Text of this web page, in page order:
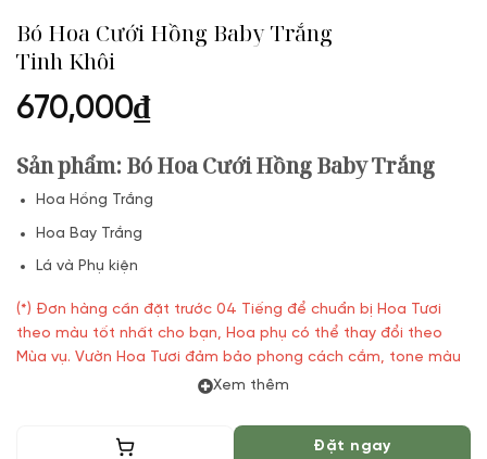
Bó Hoa Cưới Hồng Baby Trắng
Tinh Khôi
670,000₫
Sản phẩm: Bó Hoa Cưới Hồng Baby Trắng
Hoa Hồng Trắng
Hoa Bay Trắng
Lá và Phụ kiện
(*) Đơn hàng cần đặt trước 04 Tiếng để chuẩn bị Hoa Tươi
theo màu tốt nhất cho bạn, Hoa phụ có thể thay đổi theo
Mùa vụ. Vườn Hoa Tươi đảm bảo phong cách cắm, tone màu
sắc. Nếu có thay đổi về Hoa phụ sẽ được thông báo đến Quý
Xem thêm
Thêm vào giỏ Đặt ngay